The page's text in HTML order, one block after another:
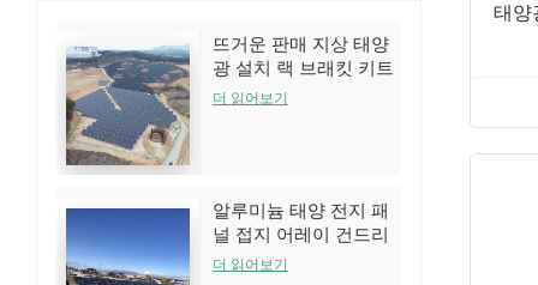
뜨거운 판매 지상 태양
광 설치 랙 브래킷 키트
더 읽어보기
알루미늄 태양 전지 패
널 접지 어레이 건드리
는 시스템
더 읽어보기
태양